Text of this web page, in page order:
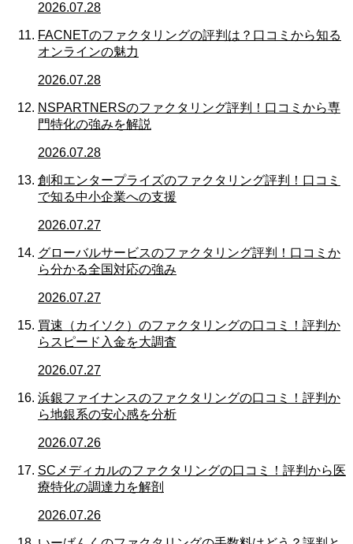
2026.07.28
FACNETのファクタリングの評判は？口コミから知る
オンラインの魅力
2026.07.28
NSPARTNERSのファクタリング評判！口コミから専
門特化の強みを解説
2026.07.28
創和エンタープライズのファクタリング評判！口コミ
で知る中小企業への支援
2026.07.27
グローバルサービスのファクタリング評判！口コミか
ら分かる全国対応の強み
2026.07.27
買速（カイソク）のファクタリングの口コミ！評判か
らスピード入金を大調査
2026.07.27
浜銀ファイナンスのファクタリングの口コミ！評判か
ら地銀系の安心感を分析
2026.07.26
SCメディカルのファクタリングの口コミ！評判から医
療特化の調達力を解剖
2026.07.26